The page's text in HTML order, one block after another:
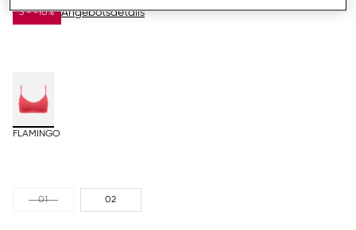
3 = -10% Angebotsdetails
FLAMINGO
01 02